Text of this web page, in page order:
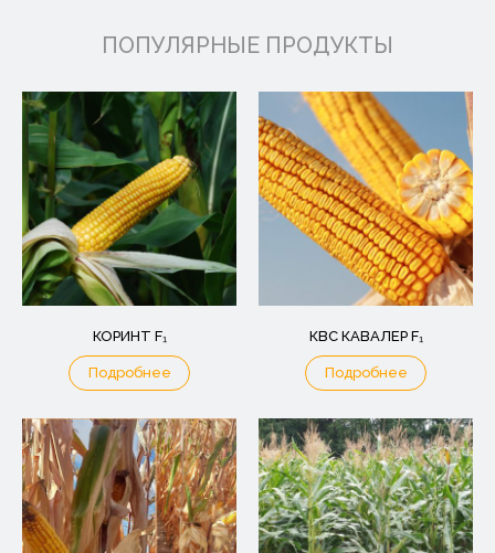
ПОПУЛЯРНЫЕ ПРОДУКТЫ
КОРИНТ F₁
Подробнее
КВС КАВАЛЕР F₁
Подробнее